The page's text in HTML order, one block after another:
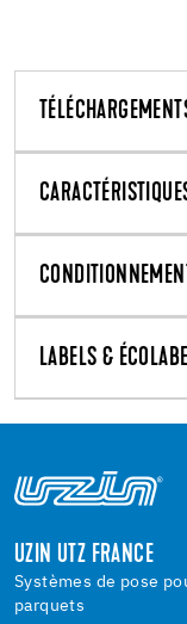
LABELS &
UZIN UTZ FRANCE
Systèmes de pose
parquets